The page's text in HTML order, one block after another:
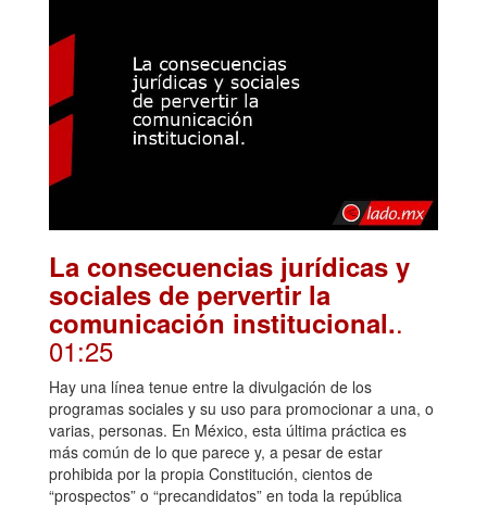
La consecuencias jurídicas y
sociales de pervertir la
comunicación institucional..
01:25
Hay una línea tenue entre la divulgación de los
programas sociales y su uso para promocionar a una, o
varias, personas. En México, esta última práctica es
más común de lo que parece y, a pesar de estar
prohibida por la propia Constitución, cientos de
“prospectos” o “precandidatos” en toda la república